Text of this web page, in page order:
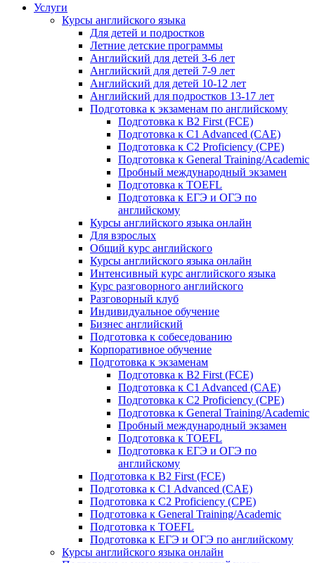
Услуги
Курсы английского языка
Для детей и подростков
Летние детские программы
Английский для детей 3-6 лет
Английский для детей 7-9 лет
Английский для детей 10-12 лет
Английский для подростков 13-17 лет
Подготовка к экзаменам по английскому
Подготовка к B2 First (FCE)
Подготовка к C1 Advanced (CAE)
Подготовка к C2 Proficiency (CPE)
Подготовка к General Training/Academic
Пробный международный экзамен
Подготовка к TOEFL
Подготовка к ЕГЭ и ОГЭ по
английскому
Курсы английского языка онлайн
Для взрослых
Общий курс английского
Курсы английского языка онлайн
Интенсивный курс английского языка
Курс разговорного английского
Разговорный клуб
Индивидуальное обучение
Бизнес английский
Подготовка к собеседованию
Корпоративное обучение
Подготовка к экзаменам
Подготовка к B2 First (FCE)
Подготовка к C1 Advanced (CAE)
Подготовка к C2 Proficiency (CPE)
Подготовка к General Training/Academic
Пробный международный экзамен
Подготовка к TOEFL
Подготовка к ЕГЭ и ОГЭ по
английскому
Подготовка к B2 First (FCE)
Подготовка к C1 Advanced (CAE)
Подготовка к C2 Proficiency (CPE)
Подготовка к General Training/Academic
Подготовка к TOEFL
Подготовка к ЕГЭ и ОГЭ по английскому
Курсы английского языка онлайн